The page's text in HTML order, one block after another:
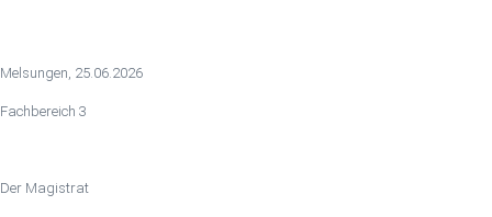
Melsungen, 25.06.2026
Fachbereich 3
Der Magistrat